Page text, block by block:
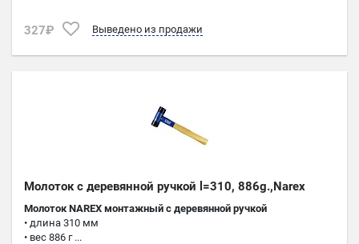
327₽ Выведено из продажи
Молоток с деревянной ручкой l=310, 886g.,Narex
Молоток NAREX монтажный с деревянной ручкой
• длина 310 мм
• вес 886 г ...